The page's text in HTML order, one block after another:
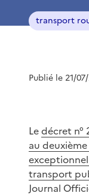
transport
Publié le 21/
Ledécret n°
au
transport
Journal